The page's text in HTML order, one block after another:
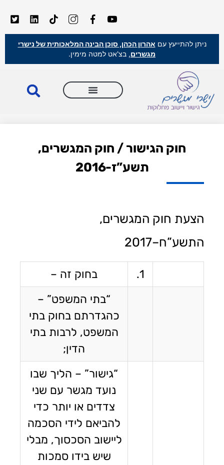
ניתן להתייעץ עם אהרון הכהן, סוכן הבינה המלאכותית של נישרי
מגשרים, בצ'אט למטה מימין.
חוק הגישור / חוק המגשרים,
תשע”ז-2016
הצעת חוק המגשרים,
התשע”ח–2017
1.
בחוק זה ­–
“בתי המשפט” –
כהגדרתם בחוק בתי
המשפט, לרבות בתי
הדין;
“גישור” – הליך שבו
נועד מגשר עם שני
צדדים או יותר כדי
להביאם לידי הסכמה
ליישוב הסכסוך, מבלי
שיש בידו סמכות